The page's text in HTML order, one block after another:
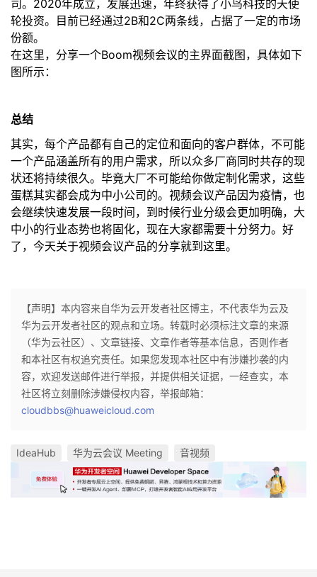
司。2020年成立，发展迅速，年终获得了小鸟科技的天使
轮投资。目前已经通过2B和2C两条线，占据了一定的市场
份额。
在这里，分享一个Boom视频会议的主界面截图，具体如下
图所示：
总结
其实，每个产品都有自己的定位和面向的客户群体，不可能
一个产品涵盖所有的用户需求，所以众多厂商同时共存的现
状还将持续很久。毕竟大厂不可能给你做定制化需求，这些
蛋糕其实都会成为中小公司的。视频会议产品因为疫情，也
会继续快速发展一段时间，到时候行业分级会更加明确，大
中小的行业态势也将固化，现在大家都需要十分努力。好
了，今天关于视频会议产品的分享就到这里。
【声明】本内容来自华为云开发者社区博主，不代表华为云及
华为云开发者社区的观点和立场。转载时必须标注文章的来源
（华为云社区）、文章链接、文章作者等基本信息，否则作者
和本社区有权追究责任。如果您发现本社区中有涉嫌抄袭的内
容，欢迎发送邮件进行举报，并提供相关证据，一经查实，本
社区将立刻删除涉嫌侵权内容，举报邮箱：
cloudbbs@huaweicloud.com
IdeaHub 华为云会议 Meeting 音视频